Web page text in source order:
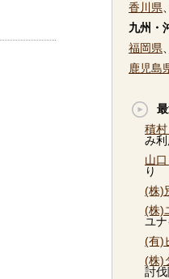
香川県
九州・
福岡県
鹿児島
積
み利
山
り
(株)
(株)
ユナ
(有)
(株)
討